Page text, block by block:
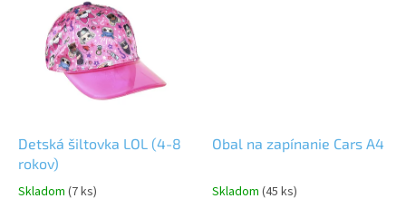
Detská šiltovka LOL (4-8
rokov)
Skladom (7 ks)
Obal na zapínanie Cars A4
Skladom (45 ks)